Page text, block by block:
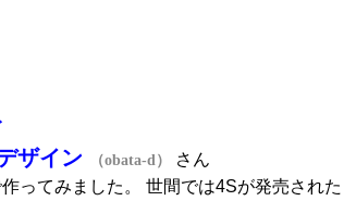
ザイン （obata-d）
さん
ってみました。 世間では4Sが発売された